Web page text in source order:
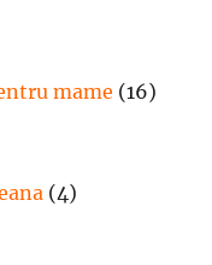
mame (16)
(4)